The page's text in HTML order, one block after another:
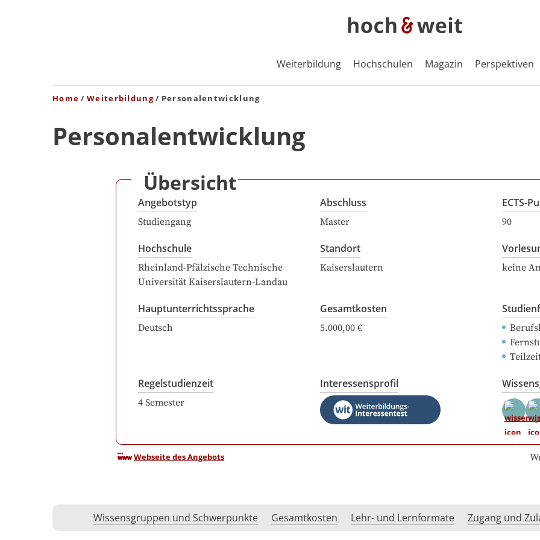
Weiterbildung Hochschulen Magazin Perspektiven
Home Weiterbildung Personalentwicklung
Personalentwicklung
Übersicht
Angebotstyp
Studiengang
Abschluss
Master
ECTS-
90
Hochschule
Rheinland-Pfälzische Technische
Universität Kaiserslautern-Landau
Standort
Kaiserslautern keine
Hauptunterrichtssprache
Deutsch
Gesamtkosten
5.000,00 €
Regelstudienzeit
4 Semester
Interessensprofil
Webseite des Angebots
Wissensgruppen und Schwerpunkte Gesamtkosten Lehr- und Lernformate Zugang und